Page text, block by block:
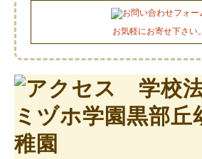
お気軽にお寄せ下さい。